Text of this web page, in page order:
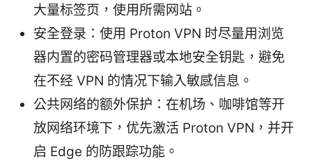
大量标签页，使用所需网站。
安全登录：使用 Proton VPN 时尽量用浏览
器内置的密码管理器或本地安全钥匙，避免
在不经 VPN 的情况下输入敏感信息。
公共网络的额外保护：在机场、咖啡馆等开
放网络环境下，优先激活 Proton VPN，并开
启 Edge 的防跟踪功能。